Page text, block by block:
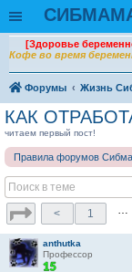
[Здоровье
Кофе во время
Форумы Жизнь
КАК
читаем первый пост!
Правила форумов
< 1 …
anthutka
Профессор